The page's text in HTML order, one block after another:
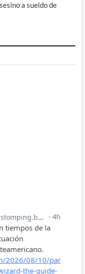
a sueldo de